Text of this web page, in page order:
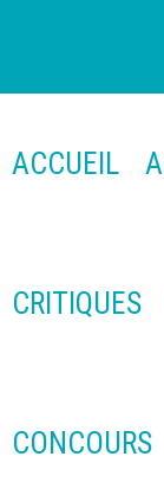
ACCUEIL
CRITIQUES
CONCOURS